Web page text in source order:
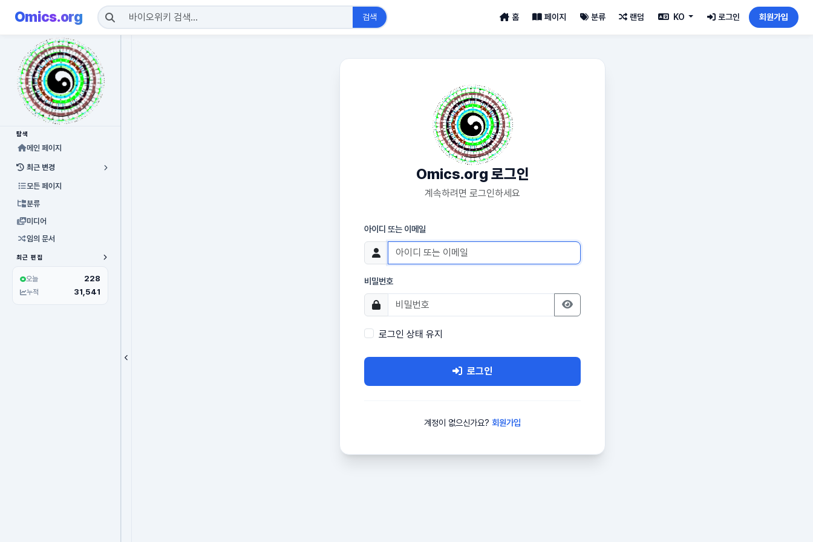
Omics.org 검색 홈 페이지 분류 랜덤 KO 로그인 회원가입
탐색
메인 페이지
최근 변경
모든 페이지
분류
미디어
임의 문서
최근 편집
오늘 228
누적 31,541
Omics.org 로그인
계속하려면 로그인하세요
아이디 또는 이메일
비밀번호
로그인 상태 유지
로그인
계정이 없으신가요? 회원가입